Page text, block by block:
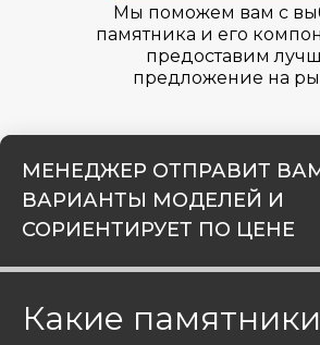
Мы поможем вам с
памятника и его
предоставим
предложение на
МЕНЕДЖЕР ОТПРАВИТ
ВАРИАНТЫ МОДЕЛЕЙ И
СОРИЕНТИРУЕТ ПО ЦЕНЕ
Какие